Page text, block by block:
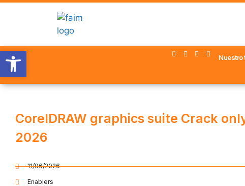
Abrir barra de herramientas Nuestro
CorelDRAW graphics suite Crack
2026
11/06/2026
Enablers